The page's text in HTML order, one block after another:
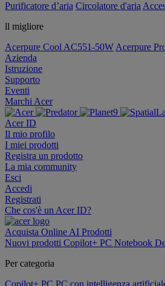
Purificatore d’aria Circolatore d'aria
ll migliore
Acerpure Cool AC551-50W Acerpure
Azienda
Istruzione
Supporto
Eventi
Marchi Acer
Acer ID
Il mio profilo
I miei prodotti
Registra un prodotto
La mia community
Esci
Accedi
Registrati
Che cos'è un Acer ID?
Acquista Online AI Prodotti
Nuovi prodotti Copilot+ PC Notebook
Per categoria
Copilot+ PC PC con intelligenza